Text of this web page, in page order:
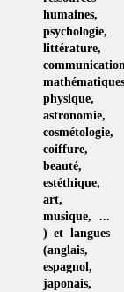
humaines,
psychologie,
littérature,
communication
physique,
astronomie,
cosmétologie,
coiffure,
beauté,
estéthique,
art,
musique, ...
) et langues
(anglais,
espagnol ,
japonais,